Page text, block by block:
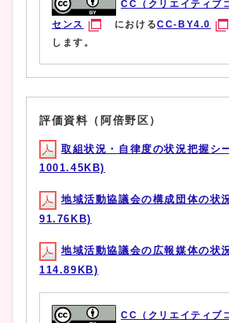
CC（クリエイティブ
センス
におけるCC-BY4.0
します。
評価資料（阿倍野区）
取組状況・自律度の状況把握シ
1001.45KB)
地域活動協議会の構成団体の状
91.76KB)
地域活動協議会の広報媒体の状
114.89KB)
CC（クリエイティブ